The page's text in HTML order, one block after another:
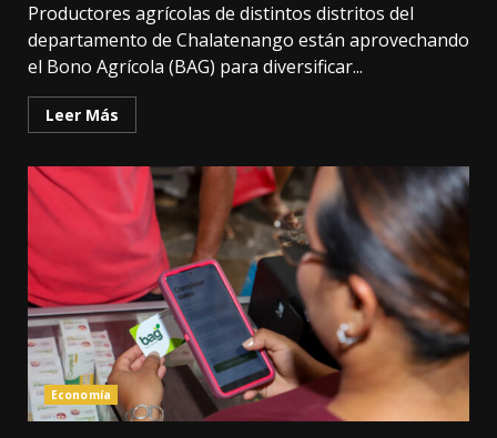
Productores agrícolas de distintos distritos del
departamento de Chalatenango están aprovechando
el Bono Agrícola (BAG) para diversificar...
Leer Más
Economía